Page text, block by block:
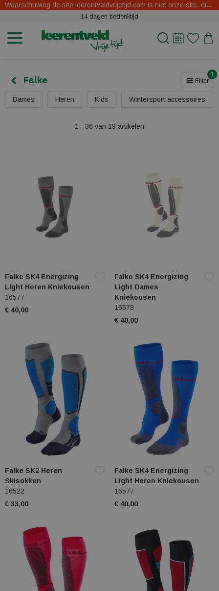
Waarschuwing de site leerentveldvrijetijd.com is niet onze site, dit zijn oplichters.
14 dagen bedenktijd
Falke Filter
1
Dames Heren Kids Wintersport accessoires
1 - 36 van 19 artikelen
Falke SK4 Energizing
Light Heren Kniekousen
16577
€ 40,00
Falke SK4 Energizing
Light Dames
Kniekousen
16578
€ 40,00
Falke SK2 Heren
Skisokken
16522
€ 33,00
Falke SK4 Energizing
Light Heren Kniekousen
16577
€ 40,00